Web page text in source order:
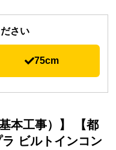
さい
75cm
本工事）】 【都
ビルトインコン